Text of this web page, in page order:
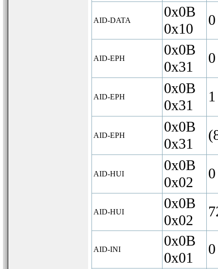
AID-DATA
0x0B
0x10
0
AID-EPH
0x0B
0x31
0
AID-EPH
0x0B
0x31
1
AID-EPH
0x0B
0x31
AID-HUI
0x0B
0x02
0
AID-HUI
0x0B
0x02
AID-INI
0x0B
0x01
0